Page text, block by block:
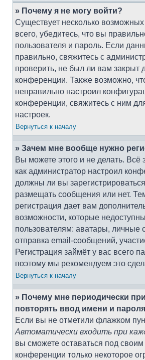
» Почему я не могу войти?
Существует несколько
всего, убедитесь, что вы
пользователя и пароль. Если
правильно, свяжитесь с
проверить, не был ли вам закрыт
конференции. Также возможно,
неправильно настроил
конференции, свяжитесь с ним
настроек.
Вернуться к началу
» Зачем мне вообще нужно
Вы можете этого и не делать. Всё
как администратор настроил
должны ли вы
размещать сообщения или нет.
регистрация дает вам
возможности, которые
пользователям: аватары, личные
отправка email-сообщений,
Регистрация займёт у вас всего
поэтому мы рекомендуем это
Вернуться к началу
» Почему мне периодически
повторять ввод имени и
Если вы не отметили флажком
Автоматически входить при
вы сможете оставаться под
конференции только некоторое